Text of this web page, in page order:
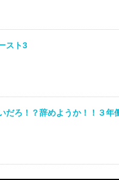
スト3
だろ！？辞めようか！！３年